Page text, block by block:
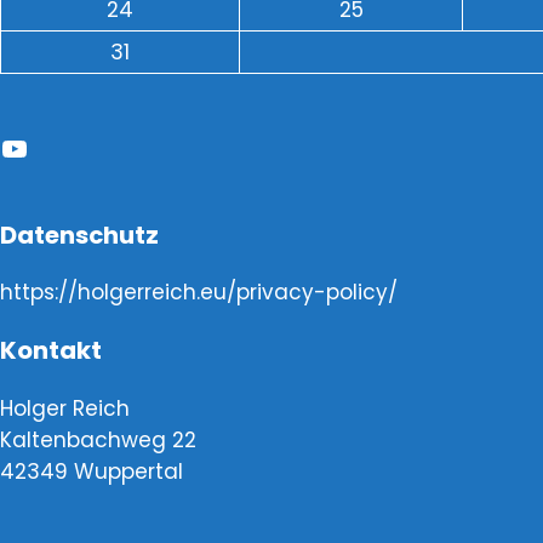
24
25
31
YouTube
Datenschutz
https://holgerreich.eu/privacy-policy/
Kontakt
Holger Reich
Kaltenbachweg 22
42349 Wuppertal